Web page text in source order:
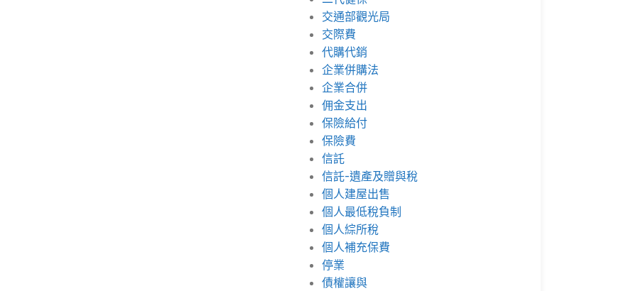
交通部觀光局
交際費
代購代銷
企業併購法
企業合併
佣金支出
保險給付
保險費
信託
信託-遺產及贈與稅
個人建屋出售
個人最低稅負制
個人綜所稅
個人補充保費
停業
債權讓與